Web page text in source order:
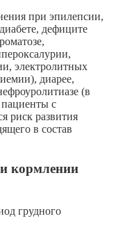
при эпилепсии,
дефиците
электролитных
диарее,
(в
с
риск развития
в состав
кормлении
грудного